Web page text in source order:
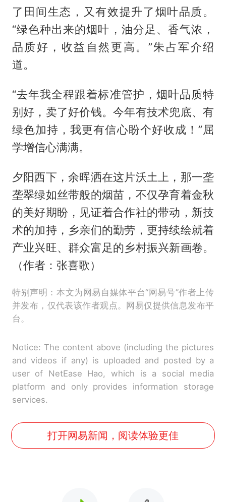
了田间生态，又有效提升了烟叶品质。
“绿色种出来的烟叶，油分足、香气浓，
品质好，收益自然更高。”朱占军介绍
道。
“去年我全程跟着标准管护，烟叶品质特
别好，卖了好价钱。今年有技术兜底、有
绿色加持，我更有信心盼个好收成！”屈
学增信心满满。
夕阳西下，余晖洒在这片沃土上，那一垄
垄翠绿如丝带般的烟苗，不仅孕育着金秋
的美好期盼，见证着合作社的带动，新技
术的加持，乡亲们的勤劳，更持续绘就着
产业兴旺、群众富足的乡村振兴新画卷。
（作者：张喜歌）
特别声明：本文为网易自媒体平台“网易号”作者上传
并发布，仅代表该作者观点。网易仅提供信息发布平
台。
Notice: The content above (including the pictures
and videos if any) is uploaded and posted by a
user of NetEase Hao, which is a social media
platform and only provides information storage
services.
打开网易新闻，阅读体验更佳